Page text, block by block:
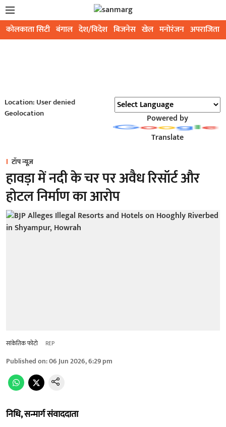
कोलकाता सिटी बंगाल देश/विदेश बिजनेस खेल मनोरंजन अपराजिता
Location: User denied
Geolocation
Powered by
Translate
टॉप न्यूज़
हावड़ा में नदी के चर पर अवैध रिसॉर्ट और
होटल निर्माण का आरोप
सांकेतिक फोटो REP
Published on:06 Jun 2026, 6:29 pm
निधि, सन्मार्ग संवाददाता